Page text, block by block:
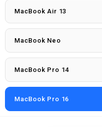
MacBook Air 13
MacBook Neo
MacBook Pro 14
MacBook Pro 16